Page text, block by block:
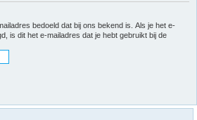
bedoeld dat bij ons bekend is. Als je het e-
is dit het e-mailadres dat je hebt gebruikt bij de